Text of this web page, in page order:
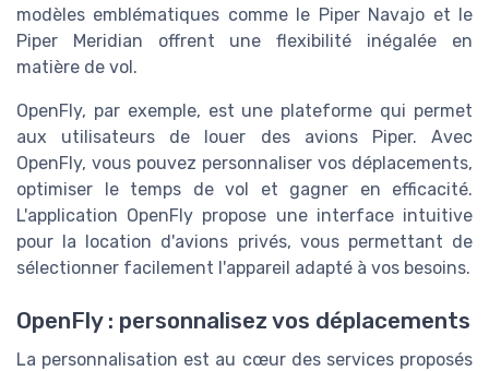
modèles emblématiques comme le Piper Navajo et le
Piper Meridian offrent une flexibilité inégalée en
matière de vol.
OpenFly, par exemple, est une plateforme qui permet
aux utilisateurs de louer des avions Piper. Avec
OpenFly, vous pouvez personnaliser vos déplacements,
optimiser le temps de vol et gagner en efficacité.
L'application OpenFly propose une interface intuitive
pour la location d'avions privés, vous permettant de
sélectionner facilement l'appareil adapté à vos besoins.
OpenFly : personnalisez vos déplacements
La personnalisation est au cœur des services proposés